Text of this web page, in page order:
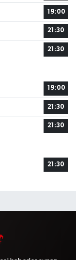
19:00
21:30
21:30
19:00
21:30
21:30
21:30